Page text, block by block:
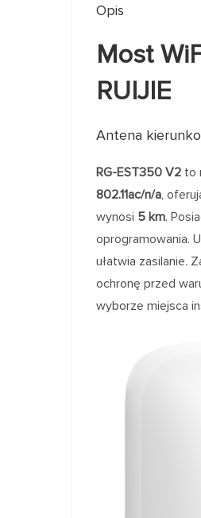
Opis
Most
RUIJIE
Antena
RG-EST350 V2 to
802.11ac/n/a,
wynosi 5 km.
oprogramowania.
ułatwia zasilanie.
ochronę przed
wyborze miejsca